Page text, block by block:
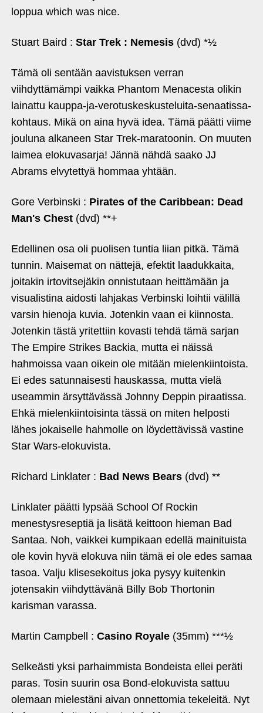
loppua which was nice.
Stuart Baird : Star Trek : Nemesis(dvd) *½
Tämä oli sentään aavistuksen verran
viihdyttämämpi vaikka Phantom Menacesta olikin
lainattu kauppa-ja-verotuskeskusteluita-senaatissa-
kohtaus. Mikä on aina hyvä idea. Tämä päätti viime
jouluna alkaneen Star Trek-maratoonin. On muuten
laimea elokuvasarja! Jännä nähdä saako JJ
Abrams elvytettyä hommaa yhtään.
Gore Verbinski : Pirates of the Caribbean: Dead
Man's Chest (dvd) **+
Edellinen osa oli puolisen tuntia liian pitkä. Tämä
tunnin. Maisemat on nättejä, efektit laadukkaita,
joitakin irtovitsejäkin onnistutaan heittämään ja
visualistina aidosti lahjakas Verbinski loihtii välillä
varsin hienoja kuvia. Jotenkin vaan ei kiinnosta.
Jotenkin tästä yritettiin kovasti tehdä tämä sarjan
The Empire Strikes Backia, mutta ei näissä
hahmoissa vaan oikein ole mitään mielenkiintoista.
Ei edes satunnaisesti hauskassa, mutta vielä
useammin ärsyttävässä Johnny Deppin piraatissa.
Ehkä mielenkiintoisinta tässä on miten helposti
lähes jokaiselle hahmolle on löydettävissä vastine
Star Wars-elokuvista.
Richard Linklater : Bad News Bears(dvd) **
Linklater päätti lypsää School Of Rockin
menestysreseptiä ja lisätä keittoon hieman Bad
Santaa. Noh, vaikkei kumpikaan edellä mainituista
ole kovin hyvä elokuva niin tämä ei ole edes samaa
tasoa. Valju klisesekoitus joka pysyy kuitenkin
jotensakin viihdyttävänä Billy Bob Thortonin
karisman varassa.
Martin Campbell : Casino Royale(35mm) ***½
Selkeästi yksi parhaimmista Bondeista ellei peräti
paras. Tosin suurin osa Bond-elokuvista sattuu
olemaan mielestäni aivan onnettomia tekeleitä. Nyt